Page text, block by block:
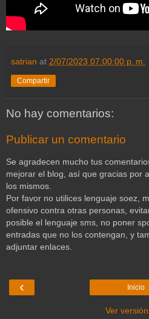
satrian at 2/07/2023 07:00:00 p. m.
Compartir
No hay comentarios:
Publicar un comentario
Se agradecen mucho tus
mejorar el blog, así que gracias por
los mismos.
Por favor no utilices lenguaje soez,
ofensivo contra otras personas,
posible el lenguaje sms, no poner
entradas que no los contengan, y
adjuntar enlaces.
‹ Inicio
Ver